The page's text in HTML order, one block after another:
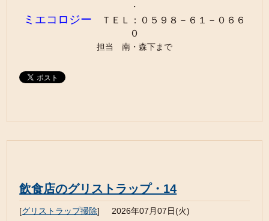
・
ミエコロジー ＴＥＬ：０５９８－６１－０６６
０
担当 南・森下まで
飲食店のグリストラップ・14
[グリストラップ掃除] 2026年07月07日(火)